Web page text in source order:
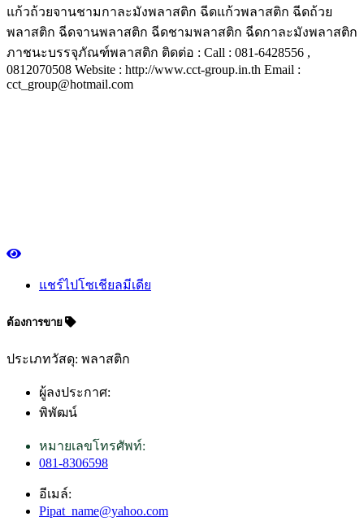
แก้วถ้วยจานชามกาละมังพลาสติก ฉีดแก้วพลาสติก ฉีดถ้วย
พลาสติก ฉีดจานพลาสติก ฉีดชามพลาสติก ฉีดกาละมังพลาสติก
ภาชนะบรรจุภัณฑ์พลาสติก ติดต่อ : Call : 081-6428556 ,
0812070508 Website : http://www.cct-group.in.th Email :
cct_group@hotmail.com
แชร์ไปโซเชียลมีเดีย
ต้องการขาย
ประเภทวัสดุ: พลาสติก
ผู้ลงประกาศ:
พิพัฒน์
หมายเลขโทรศัพท์:
081-8306598
อีเมล์:
Pipat_name@yahoo.com